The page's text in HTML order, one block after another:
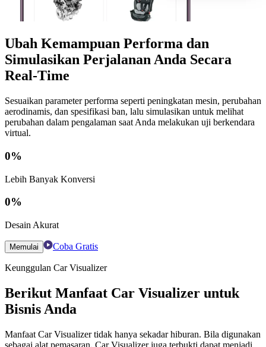
Ubah Kemampuan Performa dan
Simulasikan Perjalanan Anda Secara
Real-Time
Sesuaikan parameter performa seperti peningkatan mesin, perubahan
aerodinamis, dan spesifikasi ban, lalu simulasikan untuk melihat
perubahan dalam pengalaman saat Anda melakukan uji berkendara
virtual.
0%
Lebih Banyak Konversi
0%
Desain Akurat
Memulai Coba Gratis
Keunggulan Car Visualizer
Berikut Manfaat Car Visualizer untuk
Bisnis Anda
Manfaat Car Visualizer tidak hanya sekadar hiburan. Bila digunakan
sebagai alat pemasaran, Car Visualizer juga terbukti dapat menjadi